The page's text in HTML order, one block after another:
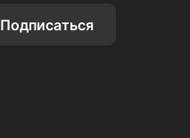
Подписаться